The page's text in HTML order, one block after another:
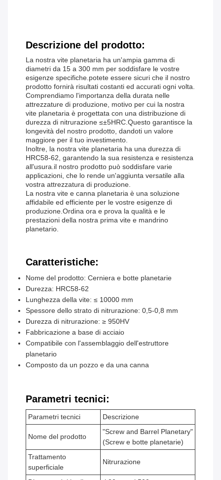
Descrizione del prodotto:
La nostra vite planetaria ha un'ampia gamma di
diametri da 15 a 300 mm per soddisfare le vostre
esigenze specifiche.potete essere sicuri che il nostro
prodotto fornirà risultati costanti ed accurati ogni volta.
Comprendiamo l'importanza della durata nelle
attrezzature di produzione, motivo per cui la nostra
vite planetaria è progettata con una distribuzione di
durezza di nitrurazione ≤±5HRC.Questo garantisce la
longevità del nostro prodotto, dandoti un valore
maggiore per il tuo investimento.
Inoltre, la nostra vite planetaria ha una durezza di
HRC58-62, garantendo la sua resistenza e resistenza
all'usura.il nostro prodotto può soddisfare varie
applicazioni, che lo rende un'aggiunta versatile alla
vostra attrezzatura di produzione.
La nostra vite e canna planetaria è una soluzione
affidabile ed efficiente per le vostre esigenze di
produzione.Ordina ora e prova la qualità e le
prestazioni della nostra prima vite e mandrino
planetario.
Caratteristiche:
Nome del prodotto: Cerniera e botte planetarie
Durezza: HRC58-62
Lunghezza della vite: ≤ 10000 mm
Spessore dello strato di nitrurazione: 0,5-0,8 mm
Durezza di nitrurazione: ≥ 950HV
Fabbricazione a base di acciaio
Compatibile con l'assemblaggio dell'estruttore
planetario
Composto da un pozzo e da una canna
Parametri tecnici:
Parametri tecnici Descrizione
Nome del prodotto
"Screw and Barrel Planetary"
(Screw e botte planetarie)
Trattamento
superficiale
Nitrurazione